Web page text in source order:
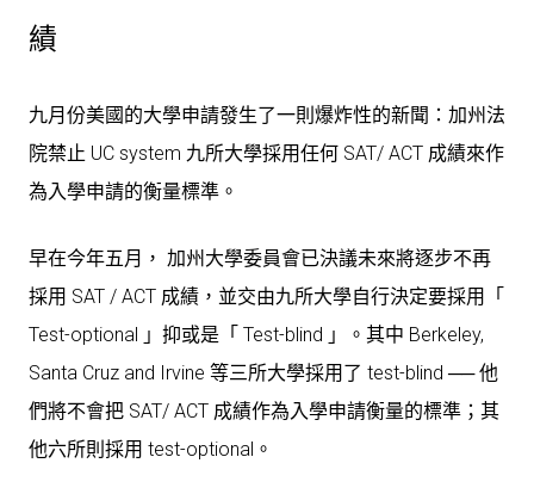
績
九月份美國的大學申請發生了一則爆炸性的新聞：加州法
院禁止 UC system 九所大學採用任何 SAT/ ACT 成績來作
為入學申請的衡量標準。
早在今年五月， 加州大學委員會已決議未來將逐步不再
採用 SAT / ACT 成績，並交由九所大學自行決定要採用「
Test-optional 」抑或是「 Test-blind 」。其中 Berkeley,
Santa Cruz and Irvine 等三所大學採用了 test-blind ── 他
們將不會把 SAT/ ACT 成績作為入學申請衡量的標準；其
他六所則採用 test-optional。